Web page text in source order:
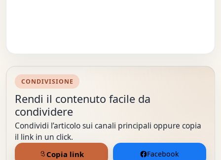
CONDIVISIONE
Rendi il contenuto facile da
condividere
Condividi l’articolo sui canali principali oppure copia
il link in un click.
Facebook
Copia link